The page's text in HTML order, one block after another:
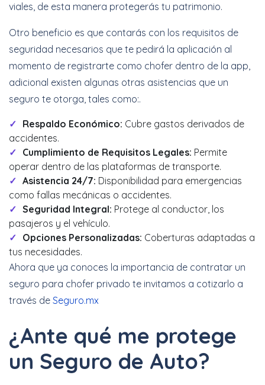
viales, de esta manera protegerás tu patrimonio.
Otro beneficio es que contarás con los requisitos de
seguridad necesarios que te pedirá la aplicación al
momento de registrarte como chofer dentro de la app,
adicional existen algunas otras asistencias que un
seguro te otorga, tales como:.
Respaldo Económico: Cubre gastos derivados de
accidentes.
Cumplimiento de Requisitos Legales: Permite
operar dentro de las plataformas de transporte.
Asistencia 24/7: Disponibilidad para emergencias
como fallas mecánicas o accidentes.
Seguridad Integral: Protege al conductor, los
pasajeros y el vehículo.
Opciones Personalizadas: Coberturas adaptadas a
tus necesidades.
Ahora que ya conoces la importancia de contratar un
seguro para chofer privado te invitamos a cotizarlo a
través de Seguro.mx
¿Ante qué me protege
un Seguro de Auto?